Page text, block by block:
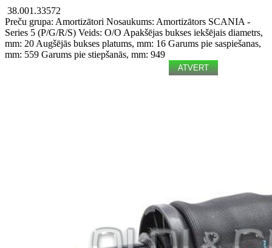
38.001.33572
Preču grupa: Amortizātori Nosaukums: Amortizātors SCANIA -
Series 5 (P/G/R/S) Veids: O/O Apakšējas bukses iekšējais diametrs,
mm: 20 Augšējās bukses platums, mm: 16 Garums pie saspiešanas,
mm: 559 Garums pie stiepšanās, mm: 949
ATVERT